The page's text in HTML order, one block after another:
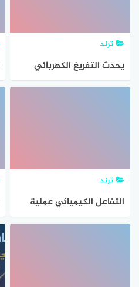
ترند
يحدث التفريغ الكهربائي
نتيجة انتقال الشحنات
ترند
التفاعل الكيميائي عملية
يحدث فيها